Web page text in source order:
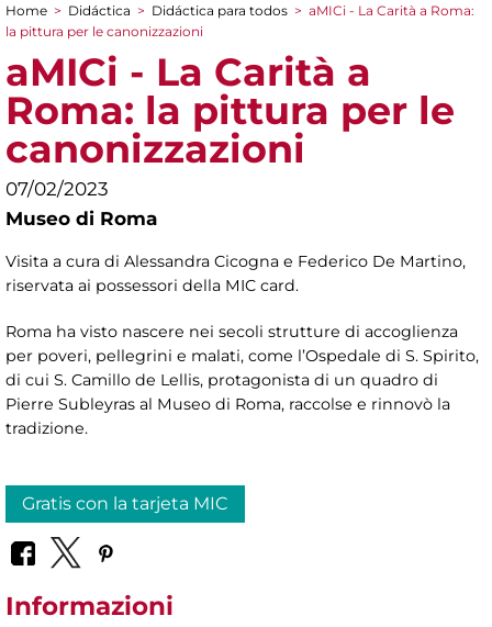
You are here
Home > Didáctica > Didáctica para todos > aMICi - La Carità a Roma:
la pittura per le canonizzazioni
aMICi - La Carità a
Roma: la pittura per le
canonizzazioni
07/02/2023
Museo di Roma
Visita a cura di Alessandra Cicogna e Federico De Martino,
riservata ai possessori della MIC card.
Roma ha visto nascere nei secoli strutture di accoglienza
per poveri, pellegrini e malati, come l’Ospedale di S. Spirito,
di cui S. Camillo de Lellis, protagonista di un quadro di
Pierre Subleyras al Museo di Roma, raccolse e rinnovò la
tradizione.
Gratis con la tarjeta MIC
Informazioni